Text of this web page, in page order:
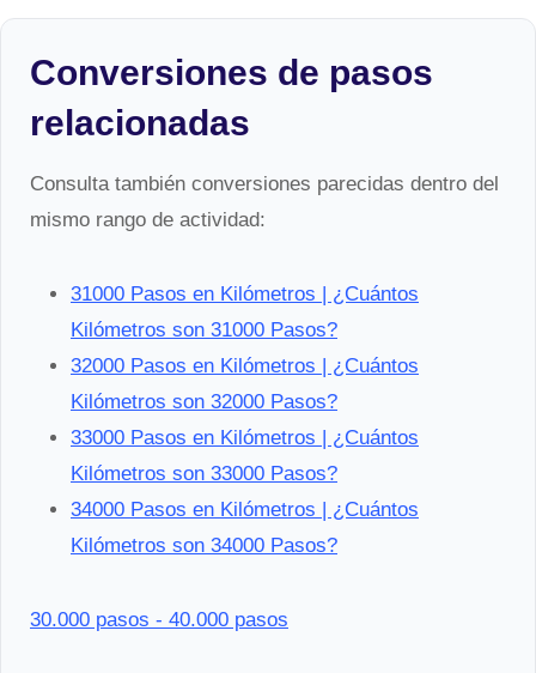
Conversiones de pasos
relacionadas
Consulta también conversiones parecidas dentro del
mismo rango de actividad:
31000 Pasos en Kilómetros | ¿Cuántos
Kilómetros son 31000 Pasos?
32000 Pasos en Kilómetros | ¿Cuántos
Kilómetros son 32000 Pasos?
33000 Pasos en Kilómetros | ¿Cuántos
Kilómetros son 33000 Pasos?
34000 Pasos en Kilómetros | ¿Cuántos
Kilómetros son 34000 Pasos?
30.000 pasos - 40.000 pasos